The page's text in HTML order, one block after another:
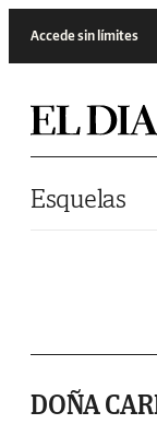
Accede sin límites
Esquelas
DOÑA